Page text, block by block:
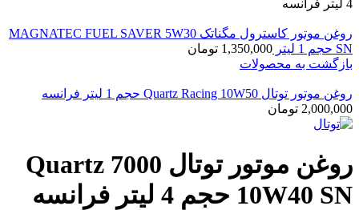
4 لیتر فرانسه
روغن موتور کاسترول مگناتک MAGNATEC FUEL SAVER 5W30
SN حجم 1 لیتر
1,350,000 تومان
بازگشت به محصولات
روغن موتور توتال Quartz Racing 10W50 حجم 1 لیتر فرانسه
2,000,000 تومان
روغن موتور توتال Quartz 7000
10W40 SN حجم 4 لیتر فرانسه